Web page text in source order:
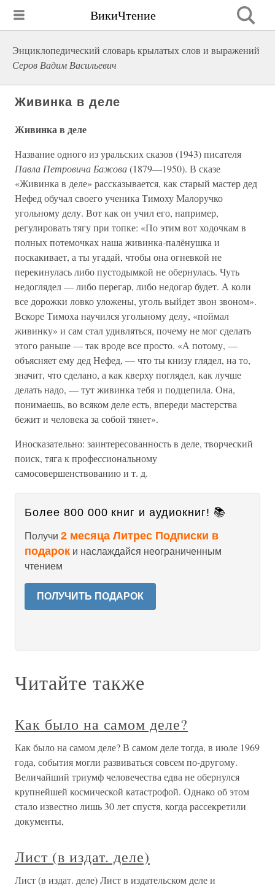
ВикиЧтение
Энциклопедический словарь крылатых слов и выражений
Серов Вадим Васильевич
Живинка в деле
Живинка в деле
Название одного из уральских сказов (1943) писателя
Павла Петровича Бажова(1879—1950). В сказе
«Живинка в деле» рассказывается, как старый мастер дед
Нефед обучал своего ученика Тимоху Малоручко
угольному делу. Вот как он учил его, например,
регулировать тягу при топке: «По этим вот ходочкам в
полных потемочках наша живинка-палёнушка и
поскакивает, а ты угадай, чтобы она огневкой не
перекинулась либо пустодымкой не обернулась. Чуть
недоглядел — либо перегар, либо недогар будет. А коли
все дорожки ловко уложены, уголь выйдет звон звоном».
Вскоре Тимоха научился угольному делу, «поймал
живинку» и сам стал удивляться, почему не мог сделать
этого раньше — так вроде все просто. «А потому, —
объясняет ему дед Нефед, — что ты книзу глядел, на то,
значит, что сделано, а как кверху поглядел, как лучше
делать надо, — тут живинка тебя и подцепила. Она,
понимаешь, во всяком деле есть, впереди мастерства
бежит и человека за собой тянет».
Иносказательно: заинтересованность в деле, творческий
поиск, тяга к профессиональному
самосовершенствованию и т. д.
Более 800 000 книг и аудиокниг! 📚
Получи 2 месяца Литрес Подписки в
подарок и наслаждайся неограниченным
чтением
ПОЛУЧИТЬ ПОДАРОК
Читайте также
Как было на самом деле?
Как было на самом деле? В самом деле тогда, в июле 1969
года, события могли развиваться совсем по-другому.
Величайший триумф человечества едва не обернулся
крупнейшей космической катастрофой. Однако об этом
стало известно лишь 30 лет спустя, когда рассекретили
документы,
Лист (в издат. деле)
Лист (в издат. деле) Лист в издательском деле и